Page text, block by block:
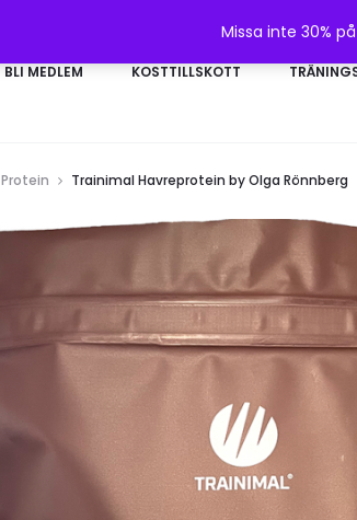
Missa inte 30%
BLI MEDLEM KOSTTILLSKOTT
Protein Trainimal Havreprotein by Olga Rönnberg